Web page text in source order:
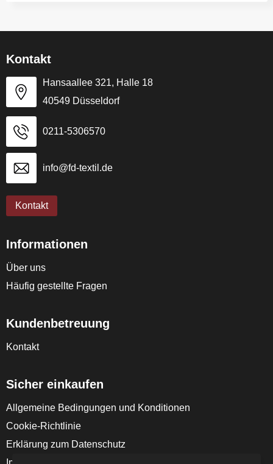
Kontakt
Hansaallee 321, Halle 18
40549 Düsseldorf
0211-5306570
info@fd-textil.de
Kontakt
Informationen
Über uns
Häufig gestellte Fragen
Kundenbetreuung
Kontakt
Sicher einkaufen
Allgemeine Bedingungen und Konditionen
Cookie-Richtlinie
Erklärung zum Datenschutz